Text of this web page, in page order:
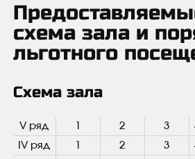
схема зала и
льготного
Схема зала
V ряд 2 3
IV ряд
2 3